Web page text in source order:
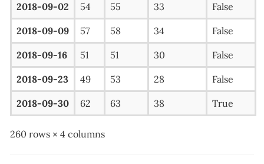
2018-09-02 54 55 33 False
2018-09-09 57 58 34 False
2018-09-16 51 51 30 False
2018-09-23 49 53 28 False
2018-09-30 62 63 38 True
260 rows × 4 columns